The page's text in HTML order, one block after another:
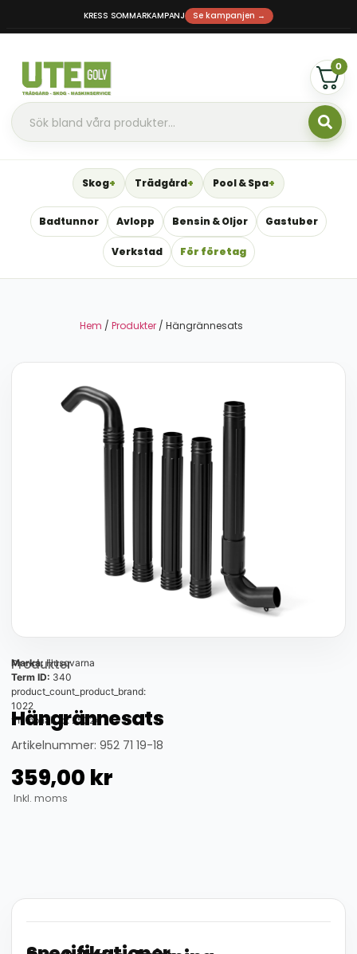
KRESS SOMMARKAMPANJ Se kampanjen →
0
Skog Trädgård Pool & Spa
Badtunnor Avlopp Bensin & Oljor Gastuber
Verkstad För företag
Hem / Produkter / Hängrännesats
Produkter
Marka: Husqvarna
Term ID: 340
product_count_product_brand:
1022
thumbnail_id: 25324
Hängrännesats
Artikelnummer: 952 71 19-18
359,00 kr
Inkl. moms